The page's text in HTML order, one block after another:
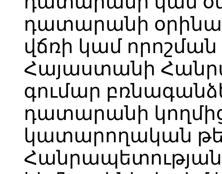
դատարանի
վճռի կամ
Հայաստանի
գումար
դատարանի
կատարողական